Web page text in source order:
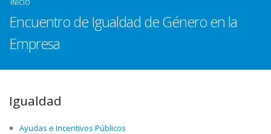
INICIO
Encuentro de Igualdad de Género en la
Empresa
Igualdad
Ayudas e Incentivos Públicos